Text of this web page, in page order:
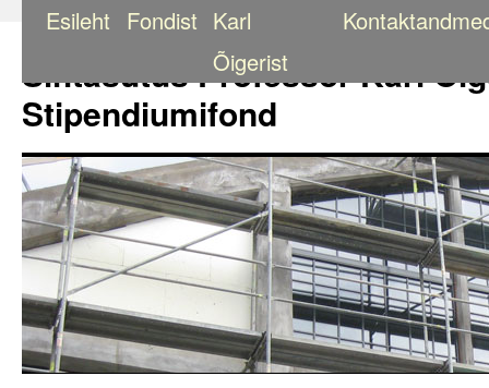
Sihtasutus Professor Karl
Stipendiumifond
Esileht Fondist Karl
Õigerist